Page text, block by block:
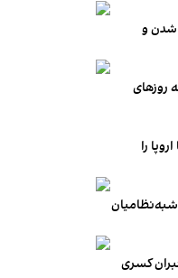
شدن و
روزهای
را
شبه‌نظامیان
کسری